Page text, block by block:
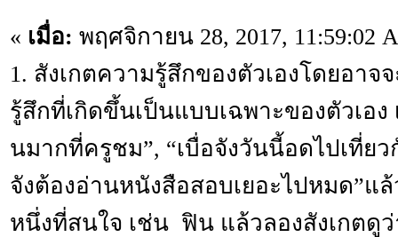
« เมื่อ: พฤศจิกายน 28, 2017, 11:59:02
1. สังเกตความรู้สึกของตัวเองโดยอาจ
รู้สึกที่เกิดขึ้นเป็นแบบเฉพาะของตัวเอ
นมากที่ครูชม”, “เบื่อจังวันนี้อดไปเที่ยว
จังต้องอ่านหนังสือสอบเยอะไปหมด”แ
หนึ่งที่สนใจ เช่น ฟิน แล้วลองสังเกตดูว่